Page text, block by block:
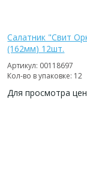
Салатник "Свит
(162мм) 12шт.
Артикул: 00118697
Кол-во в упаковке: 12
Для просмотра